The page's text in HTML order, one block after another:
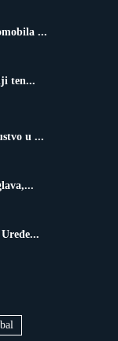
...
ten...
u ...